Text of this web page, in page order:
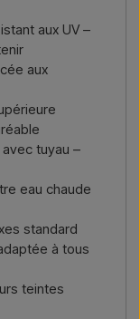
aux UV –
aux
tuyau –
eau chaude
standard
à tous
teintes